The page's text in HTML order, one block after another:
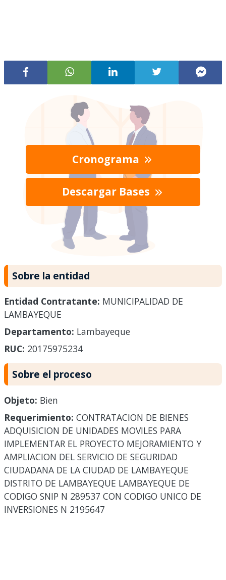
Cronograma
Descargar Bases
Sobre la entidad
Entidad Contratante: MUNICIPALIDAD DE
LAMBAYEQUE
Departamento: Lambayeque
RUC: 20175975234
Sobre el proceso
Objeto: Bien
Requerimiento: CONTRATACION DE BIENES
ADQUISICION DE UNIDADES MOVILES PARA
IMPLEMENTAR EL PROYECTO MEJORAMIENTO Y
AMPLIACION DEL SERVICIO DE SEGURIDAD
CIUDADANA DE LA CIUDAD DE LAMBAYEQUE
DISTRITO DE LAMBAYEQUE LAMBAYEQUE DE
CODIGO SNIP N 289537 CON CODIGO UNICO DE
INVERSIONES N 2195647